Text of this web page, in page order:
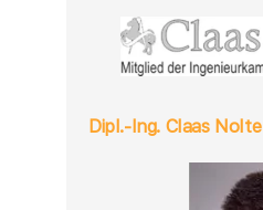
Dipl.-Ing. Claas Nolte